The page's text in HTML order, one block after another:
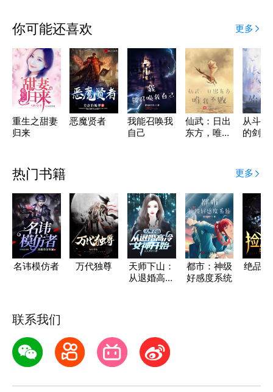
你可能还喜欢 更多
重生之甜妻
归来
恶魔贤者
我能召唤我
自己
仙武：日出
东方，唯我
从斗罗
的剑客
热门书籍 更多
名讳模仿者 万代独尊
天师下山：
从退婚高冷
都市：神级
好感度系统
绝品
联系我们